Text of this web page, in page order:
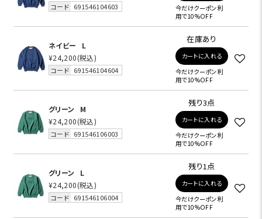
コード 691546104603
今だけクーポン利
用で10%OFF
ネイビー
L
¥24,200(税込)
コード 691546104604
在庫あり
カートに入れる
今だけクーポン利
用で10%OFF
グリーン
M
¥24,200(税込)
コード 691546106003
残り3点
カートに入れる
今だけクーポン利
用で10%OFF
グリーン
L
¥24,200(税込)
コード 691546106004
残り1点
カートに入れる
今だけクーポン利
用で10%OFF